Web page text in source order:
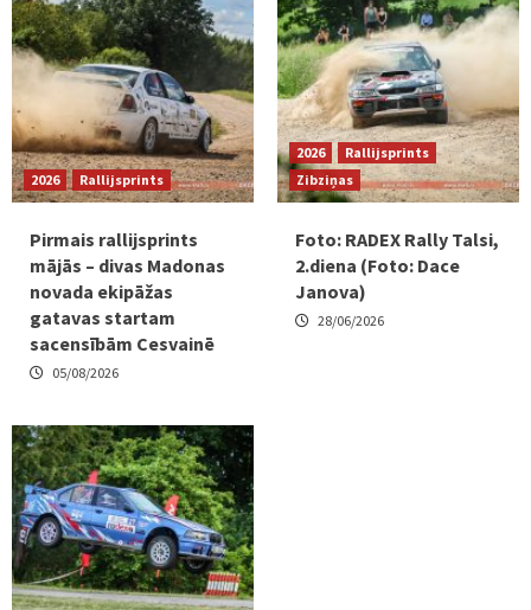
2026 Rallijsprints
Pirmais rallijsprints
mājās – divas Madonas
novada ekipāžas
gatavas startam
sacensībām Cesvainē
05/08/2026
2026
Rallijsprints
Zibziņas
Foto: RADEX Rally Talsi,
2.diena (Foto: Dace
Janova)
28/06/2026